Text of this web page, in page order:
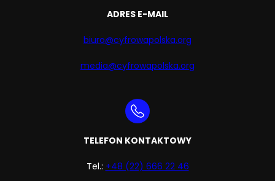
ADRES E-MAIL
biuro@cyfrowapolska.org
media@cyfrowapolska.org
TELEFON KONTAKTOWY
Tel.: +48 (22) 666 22 46